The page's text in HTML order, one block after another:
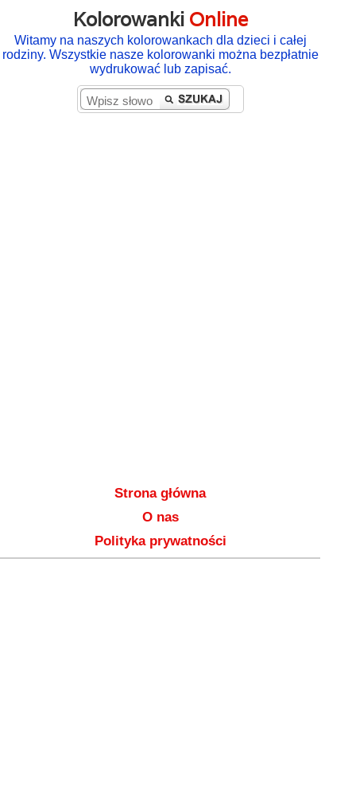
Kolorowanki Online
Witamy na naszych kolorowankach dla dzieci i całej
rodziny. Wszystkie nasze kolorowanki można bezpłatnie
wydrukować lub zapisać.
Strona główna
O nas
Polityka prywatności